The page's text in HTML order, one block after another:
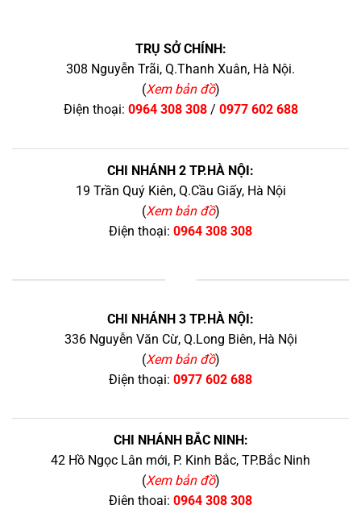
TRỤ SỞ CHÍNH:
308 Nguyễn Trãi, Q.Thanh Xuân, Hà Nội.
(Xem bản đồ)
Điện thoại: 0964 308 308/ 0977 602 688
CHI NHÁNH 2 TP.HÀ NỘI:
19 Trần Quý Kiên, Q.Cầu Giấy, Hà Nội
(Xem bản đồ)
Điện thoại: 0964 308 308
CHI NHÁNH 3 TP.HÀ NỘI:
336 Nguyễn Văn Cừ, Q.Long Biên, Hà Nội
(Xem bản đồ)
Điện thoại: 0977 602 688
CHI NHÁNH BẮC NINH:
42 Hồ Ngọc Lân mới, P. Kinh Bắc, TP.Bắc Ninh
(Xem bản đồ)
Điện thoại: 0964 308 308